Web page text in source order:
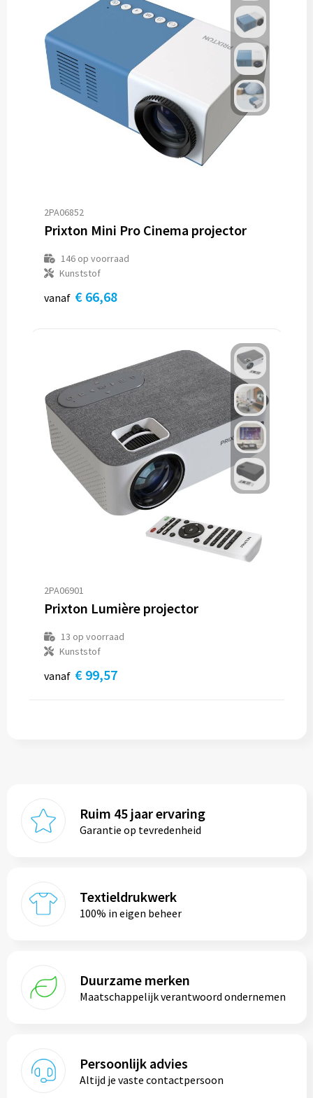
2PA06852
Prixton Mini Pro Cinema projector
146op voorraad
Kunststof
vanaf € 66,68
2PA06901
Prixton Lumière projector
13 op voorraad
Kunststof
vanaf € 99,57
Ruim 45 jaar ervaring
Garantie op tevredenheid
Textieldrukwerk
100% in eigen beheer
Duurzame merken
Maatschappelijk verantwoord ondernemen
Persoonlijk advies
Altijd je vaste contactpersoon